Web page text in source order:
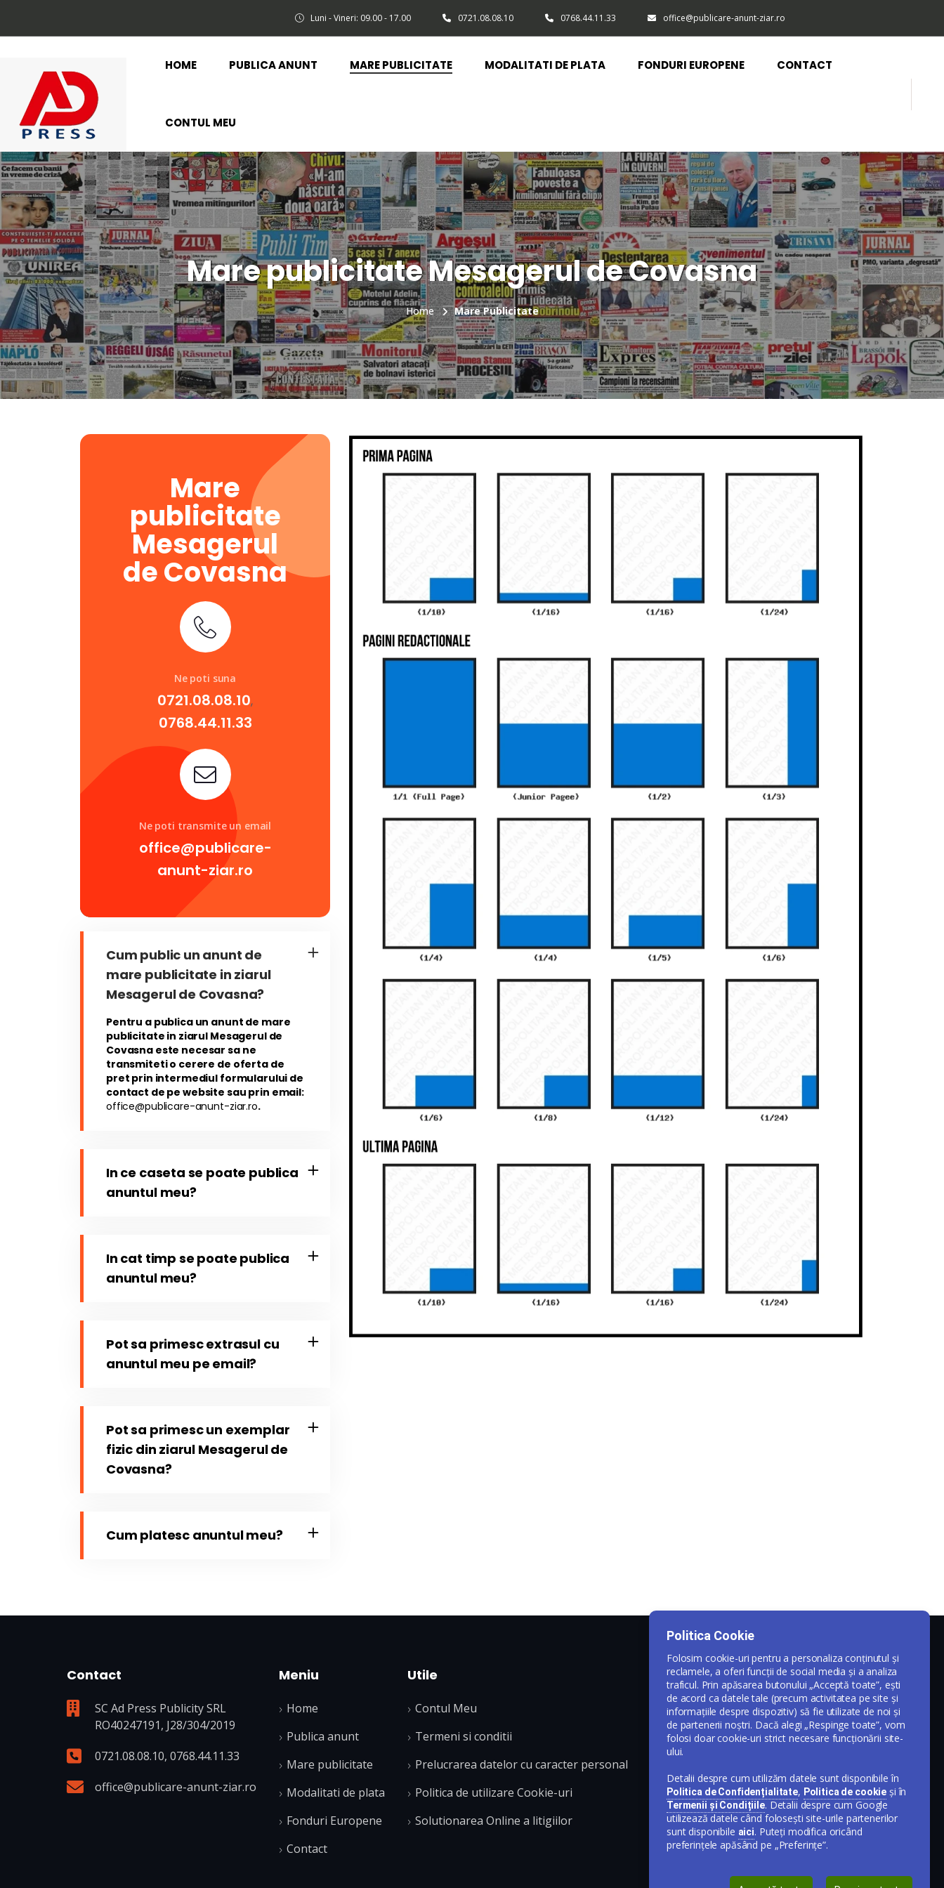
Luni - Vineri: 09.00 - 17.00 0721.08.08.10 0768.44.11.33 office@publicare-anunt-ziar.ro
HOME PUBLICA ANUNT MARE PUBLICITATE MODALITATI DE PLATA FONDURI EUROPENE CONTACT
CONTUL MEU
Mare publicitate Mesagerul de Covasna
Home Mare Publicitate
Mare
publicitate
Mesagerul
de Covasna
Ne poti suna
0721.08.08.10,
0768.44.11.33
Ne poti transmite un email
office@publicare-
anunt-ziar.ro
Cum public un anunt de
mare publicitate in ziarul
Mesagerul de Covasna?
Pentru a publica un anunt de mare
publicitate in ziarul Mesagerul de
Covasna este necesar sa ne
transmiteti o cerere de oferta de
pret prin intermediul formularului de
contact de pe website sau prin email:
office@publicare-anunt-ziar.ro.
In ce caseta se poate publica
anuntul meu?
In cat timp se poate publica
anuntul meu?
Pot sa primesc extrasul cu
anuntul meu pe email?
Pot sa primesc un exemplar
fizic din ziarul Mesagerul de
Covasna?
Cum platesc anuntul meu?
Contact
SC Ad Press Publicity SRL
RO40247191, J28/304/2019
0721.08.08.10, 0768.44.11.33
office@publicare-anunt-ziar.ro
Meniu
Home
Publica anunt
Mare publicitate
Modalitati de plata
Fonduri Europene
Contact
Utile
Contul Meu
Termeni si conditii
Prelucrarea datelor cu caracter personal
Politica de utilizare Cookie-uri
Solutionarea Online a litigiilor
Politica Cookie
Folosim cookie-uri pentru a personaliza conținutul și
reclamele, a oferi funcții de social media și a analiza
traficul. Prin apăsarea butonului „Acceptă toate”, ești
de acord ca datele tale (precum activitatea pe site și
informațiile despre dispozitiv) să fie utilizate de noi și
de partenerii noștri. Dacă alegi „Respinge toate”, vom
folosi doar cookie-uri strict necesare funcționării site-
ului.
Detalii despre cum utilizăm datele sunt disponibile în
Politica de Confidențialitate, Politica de cookie și în
Termenii și Condițiile. Detalii despre cum Google
utilizează datele când folosești site-urile partenerilor
sunt disponibile aici. Puteți modifica oricând
preferințele apăsând pe „Preferințe”.